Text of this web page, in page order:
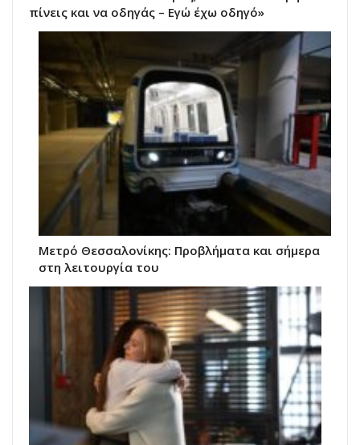
πίνεις και να οδηγάς – Εγώ έχω οδηγό»
Μετρό Θεσσαλονίκης: Προβλήματα και σήμερα
στη λειτουργία του